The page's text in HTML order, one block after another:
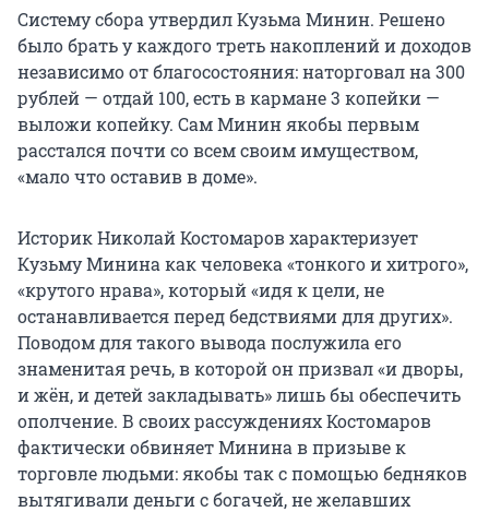
Систему сбора утвердил Кузьма Минин. Решено
было брать у каждого треть накоплений и доходов
независимо от благосостояния: наторговал на 300
рублей — отдай 100, есть в кармане 3 копейки —
выложи копейку. Сам Минин якобы первым
расстался почти со всем своим имуществом,
«мало что оставив в доме».
Историк Николай Костомаров характеризует
Кузьму Минина как человека «тонкого и хитрого»,
«крутого нрава», который «идя к цели, не
останавливается перед бедствиями для других».
Поводом для такого вывода послужила его
знаменитая речь, в которой он призвал «и дворы,
и жён, и детей закладывать» лишь бы обеспечить
ополчение. В своих рассуждениях Костомаров
фактически обвиняет Минина в призыве к
торговле людьми: якобы так с помощью бедняков
вытягивали деньги с богачей, не желавших